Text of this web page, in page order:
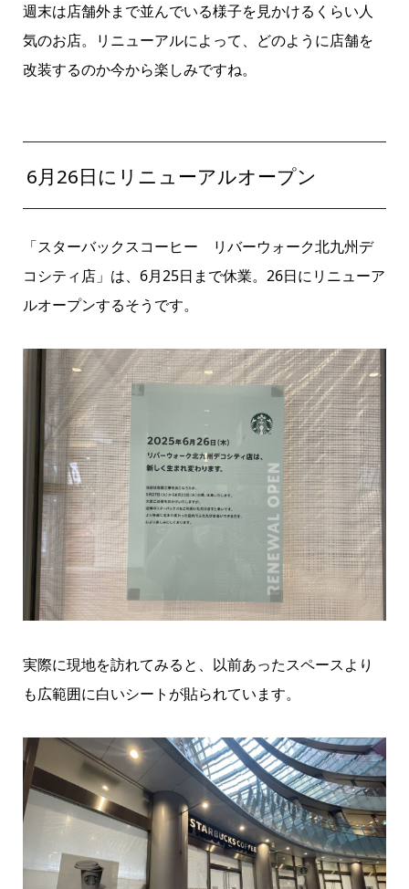
週末は店舗外まで並んでいる様子を見かけるくらい人
気のお店。リニューアルによって、どのように店舗を
改装するのか今から楽しみですね。
6月26日にリニューアルオープン
「スターバックスコーヒー リバーウォーク北九州デ
コシティ店」は、6月25日まで休業。26日にリニューア
ルオープンするそうです。
実際に現地を訪れてみると、以前あったスペースより
も広範囲に白いシートが貼られています。